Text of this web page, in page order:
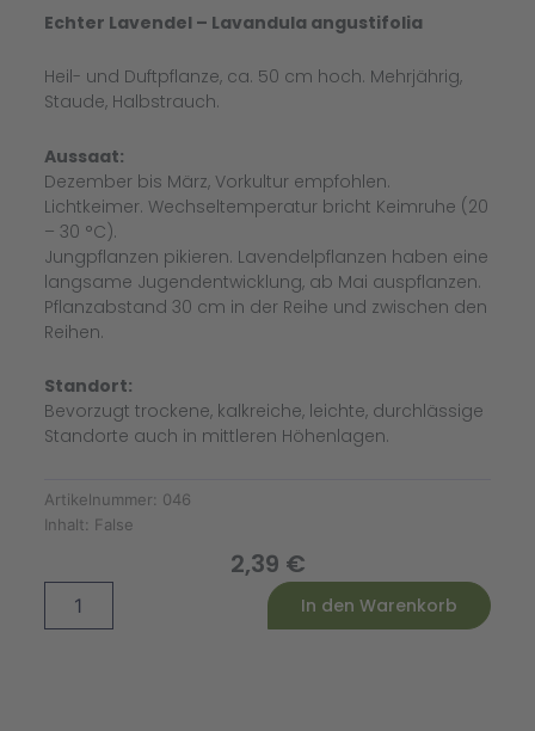
Echter Lavendel – Lavandula angustifolia
Heil- und Duftpflanze, ca. 50 cm hoch. Mehrjährig,
Staude, Halbstrauch.
Aussaat:
Dezember bis März, Vorkultur empfohlen.
Lichtkeimer. Wechseltemperatur bricht Keimruhe (20
– 30 °C).
Jungpflanzen pikieren. Lavendelpflanzen haben eine
langsame Jugendentwicklung, ab Mai auspflanzen.
Pflanzabstand 30 cm in der Reihe und zwischen den
Reihen.
Standort:
Bevorzugt trockene, kalkreiche, leichte, durchlässige
Standorte auch in mittleren Höhenlagen.
Artikelnummer: 046
Inhalt: False
2,39 €
Echter
In den Warenkorb
Alternative: